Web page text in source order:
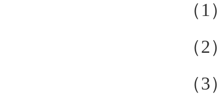
（
（2
（3